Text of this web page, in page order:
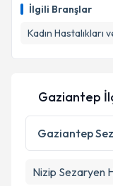
İlgili Branşlar
Kadın Hastalıkları
takvim
Kişisel
Metni
'ni
Gaziantep
Gaziantep
Nizip Sezaryen